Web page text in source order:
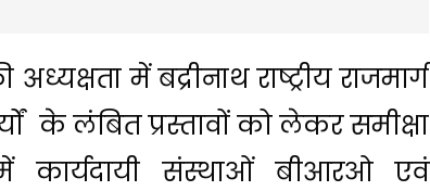
में बद्रीनाथ राष्ट्रीय राजमार्ग
के लंबित प्रस्तावों को लेकर समीक्षा
संस्थाओं बीआरओ एवं